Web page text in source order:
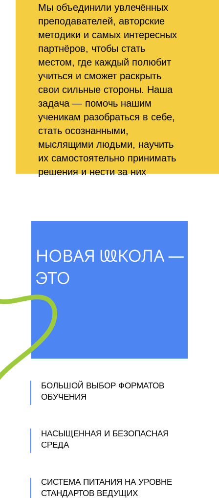
Мы объединили увлечённых
преподавателей, авторские
методики и самых интересных
партнёров, чтобы стать
местом, где каждый полюбит
учиться и сможет раскрыть
свои сильные стороны. Наша
задача — помочь нашим
ученикам разобраться в себе,
стать осознанными,
мыслящими людьми, научить
их самостоятельно принимать
решения и нести за них
центр. Курсы, мастер-классы,
лекции, встречи
с интересными людьми,
концерты, спектакли, лагеря
развитие, —
от дошкольников до взрослых.
преподавателей, авторские
партнёров, чтобы стать
местом, где каждый полюбит
задача — помочь нашим
ученикам разобраться в себе,
их самостоятельно принимать
решения и нести за них
БОЛЬШОЙ ВЫБОР ФОРМАТОВ
ОБУЧЕНИЯ
НАСЫЩЕННАЯ И БЕЗОПАСНАЯ
СРЕДА
СИСТЕМА ПИТАНИЯ НА УРОВНЕ
СТАНДАРТОВ ВЕДУЩИХ